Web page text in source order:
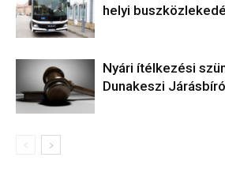
helyi
Nyári ítélkezési
Dunakeszi